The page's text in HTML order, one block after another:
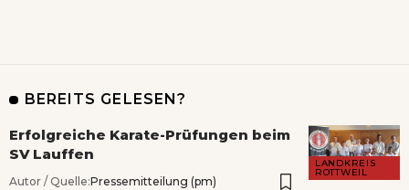
BEREITS GELESEN?
LANDKREIS
ROTTWEIL
Erfolgreiche Karate-Prüfungen beim
SV Lauffen
Autor / Quelle:Pressemitteilung (pm)